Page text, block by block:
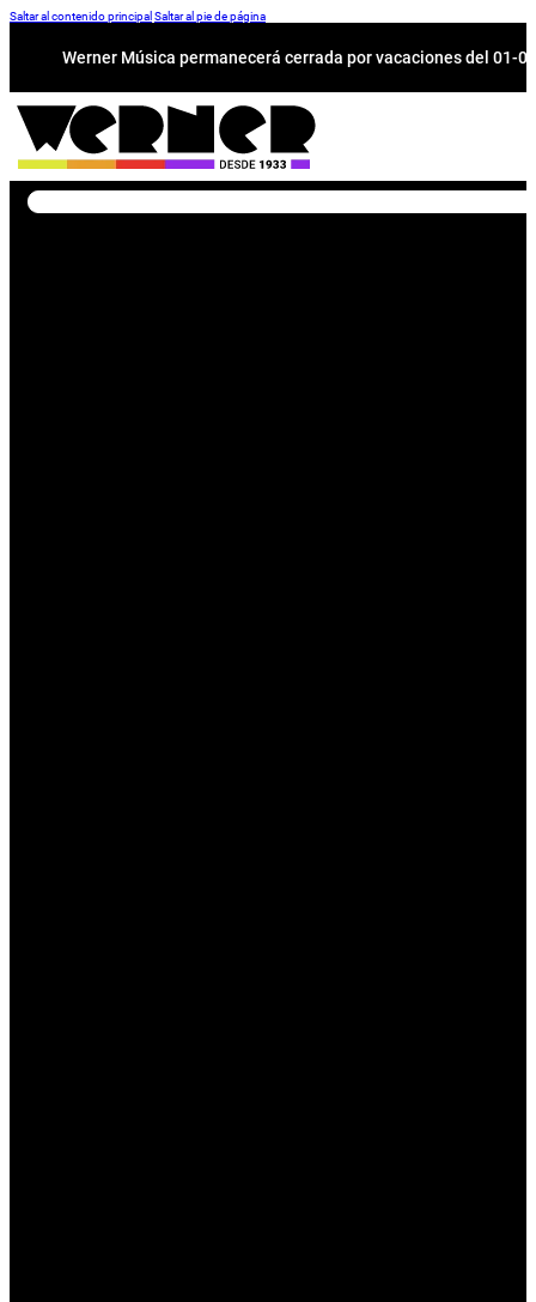
Saltar al contenido principal Saltar al pie de página
Werner Música permanecerá cerrada por vacaciones del 01-
Buscar